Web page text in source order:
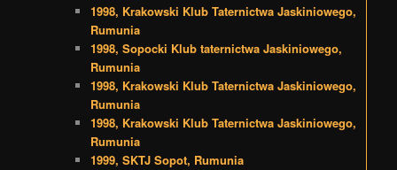
1998, Krakowski Klub Taternictwa Jaskiniowego,
Rumunia
1998, Sopocki Klub taternictwa Jaskiniowego,
Rumunia
1998, Krakowski Klub Taternictwa Jaskiniowego,
Rumunia
1998, Krakowski Klub Taternictwa Jaskiniowego,
Rumunia
1999, SKTJ Sopot, Rumunia